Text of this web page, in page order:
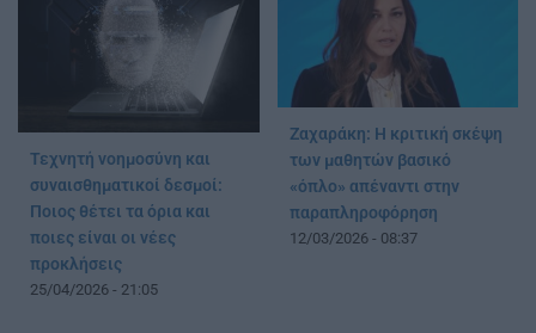
Τεχνητή νοημοσύνη και
συναισθηματικοί δεσμοί:
Ποιος θέτει τα όρια και
ποιες είναι οι νέες
προκλήσεις
25/04/2026 - 21:05
Ζαχαράκη: Η κριτική σκέψη
των μαθητών βασικό
«όπλο» απέναντι στην
παραπληροφόρηση
12/03/2026 - 08:37